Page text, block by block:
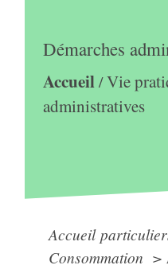
Démarches
Accueil/Vie
administratives
Accueil
Consommation >